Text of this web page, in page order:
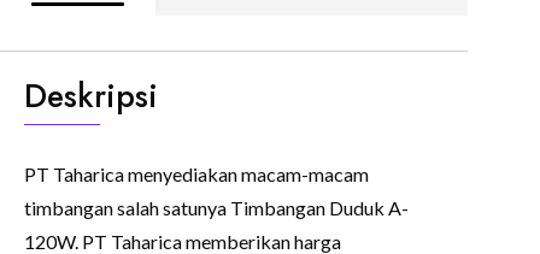
Deskripsi
PT Taharica menyediakan macam-macam
timbangan salah satunya Timbangan Duduk A-
120W. PT Taharica memberikan harga